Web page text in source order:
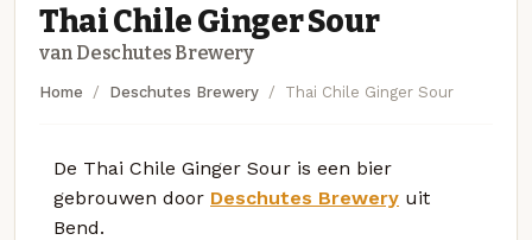
Thai Chile Ginger Sour
van Deschutes Brewery
Home Deschutes Brewery Thai Chile Ginger Sour
De Thai Chile Ginger Sour is een bier
gebrouwen door Deschutes Brewery uit
Bend.